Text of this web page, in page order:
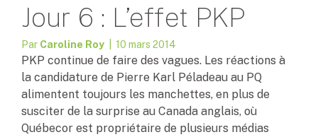
Jour 6 : L’effet PKP
Par Caroline Roy | 10 mars 2014
PKP continue de faire des vagues. Les réactions à
la candidature de Pierre Karl Péladeau au PQ
alimentent toujours les manchettes, en plus de
susciter de la surprise au Canada anglais, où
Québecor est propriétaire de plusieurs médias